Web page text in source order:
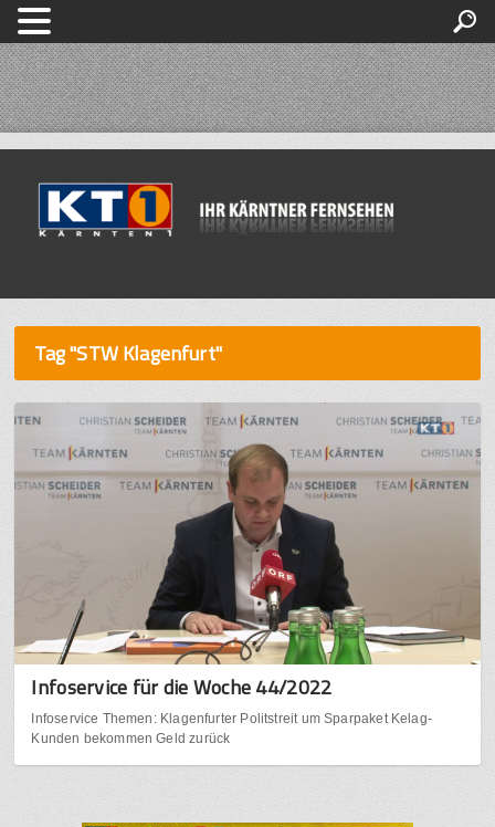
Tag "STW Klagenfurt"
Infoservice für die Woche 44/2022
Infoservice Themen: Klagenfurter Politstreit um Sparpaket Kelag-
Kunden bekommen Geld zurück